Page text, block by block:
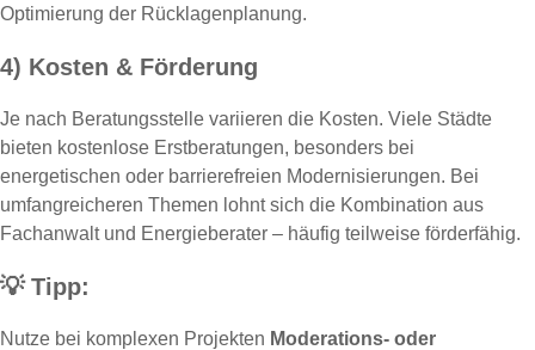
Optimierung der Rücklagenplanung.
4) Kosten & Förderung
Je nach Beratungsstelle variieren die Kosten. Viele Städte
bieten kostenlose Erstberatungen, besonders bei
energetischen oder barrierefreien Modernisierungen. Bei
umfangreicheren Themen lohnt sich die Kombination aus
Fachanwalt und Energieberater – häufig teilweise förderfähig.
💡Tipp:
Nutze bei komplexen Projekten Moderations- oder